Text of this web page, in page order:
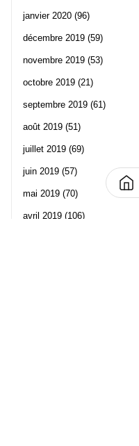
janvier 2020 (96)
décembre 2019 (59)
novembre 2019 (53)
octobre 2019 (21)
septembre 2019 (61)
août 2019 (51)
juillet 2019 (69)
juin 2019 (57)
mai 2019 (70)
avril 2019 (106)